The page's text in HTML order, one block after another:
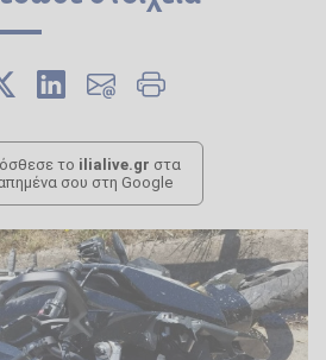
το ilialive.gr στα
σου στη Google